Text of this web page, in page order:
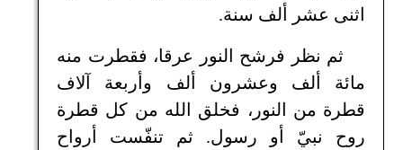
اثنى عشر ألف سنة.
ثم نظر فرشح النور عرقا، فقطرت منه
مائة ألف وعشرون ألف وأربعة آلاف
قطرة من النور، فخلق الله من كل قطرة
روح نبيّ أو رسول. ثم تنفّست أرواح